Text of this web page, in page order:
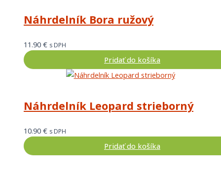
Náhrdelník Bora ružový
11.90 € s DPH
Pridať do košíka
Náhrdelník Leopard strieborný
10.90 € s DPH
Pridať do košíka